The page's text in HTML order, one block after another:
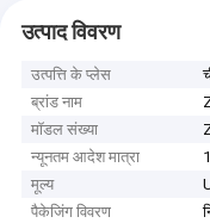
उत्पाद विवरण
उत्पत्ति के प्लेस
ब्रांड नाम
मॉडल संख्या
न्यूनतम आदेश मात्रा
1
मूल्य
पैकेजिंग विवरण